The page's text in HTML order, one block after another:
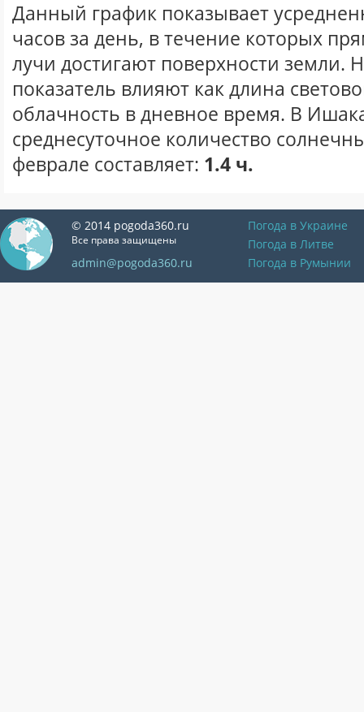
Данный график показывает
часов за день, в течение которых
лучи достигают поверхности земли.
показатель влияют как длина
облачность в дневное время. В
среднесуточное количество
феврале составляет: 1.4 ч.
© 2014 pogoda360.ru
Все права защищены
admin@pogoda360.ru
Погода в Украине
Погода в Литве
Погода в Румынии